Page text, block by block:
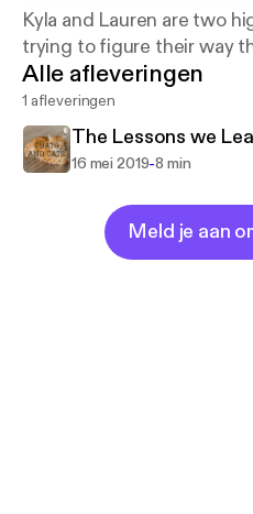
Kyla and Lauren are two
trying to figure their way
Alle afleveringen
1 afleveringen
The Lessons we
16 mei 2019-8 min
Meld je aan